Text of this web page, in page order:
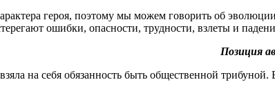
героя, поэтому мы можем говорить об
ошибки, опасности, трудности, взлеты и
Позиция
взяла на себя обязанность быть общественной